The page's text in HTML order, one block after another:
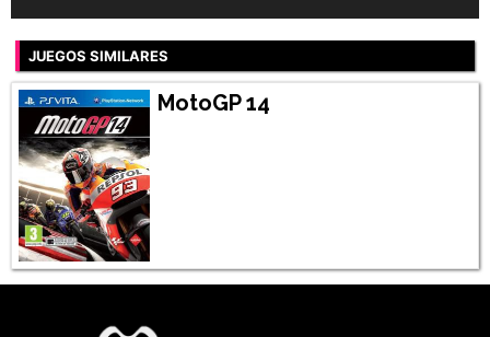
JUEGOS SIMILARES
MotoGP 14